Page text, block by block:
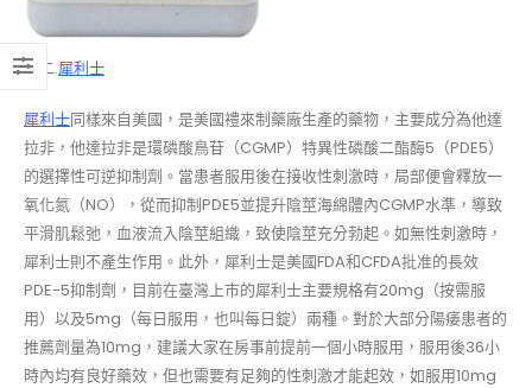
第二.犀利士
犀利士同樣來自美國，是美國禮來制藥廠生產的藥物，主要成分為他達
拉非，他達拉非是環磷酸鳥苷（CGMP）特異性磷酸二酯酶5（PDE5）
的選擇性可逆抑制劑。當患者服用後在接收性刺激時，局部便會釋放一
氧化氮（NO），從而抑制PDE5並提升陰莖海綿體內CGMP水準，導致
平滑肌鬆弛，血液流入陰莖組織，致使陰莖充分勃起。如無性刺激時，
犀利士則不產生作用。此外，犀利士是美國FDA和CFDA批准的長效
PDE-5抑制劑，目前在臺灣上市的犀利士主要規格有20mg（按需服
用）以及5mg（每日服用，也叫每日錠）兩種。對於大部分陽痿患者的
推薦劑量為10mg，建議大家在房事前提前一個小時服用，服用後36小
時內均有良好藥效，但也需要有足夠的性刺激才能起效，如服用10mg